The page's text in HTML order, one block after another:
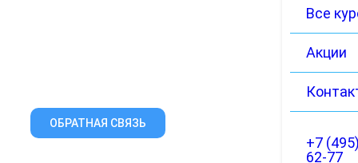
ОБРАТНАЯ СВЯЗЬ
Все
Акции
+7
62-77